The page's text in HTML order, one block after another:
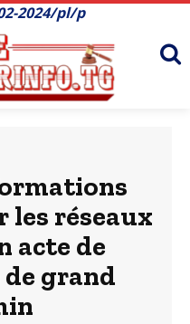
2024/pl/p
les réseaux
acte de
grand